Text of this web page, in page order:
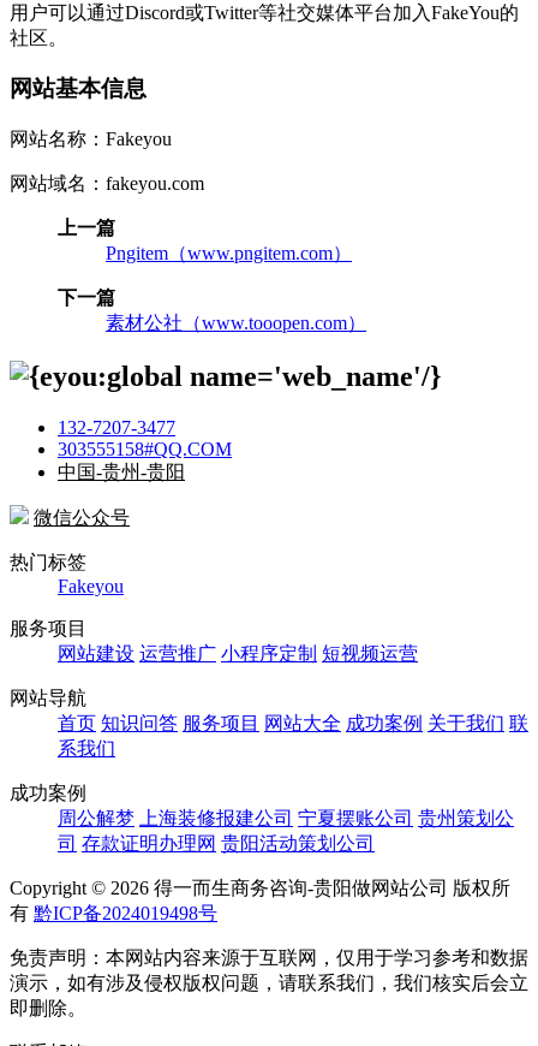
用户可以通过Discord或Twitter等社交媒体平台加入FakeYou的
社区。
网站基本信息
网站名称：Fakeyou
网站域名：fakeyou.com
上一篇
Pngitem（www.pngitem.com）
下一篇
素材公社（www.tooopen.com）
132-7207-3477
303555158#QQ.COM
中国-贵州-贵阳
微信公众号
热门标签
Fakeyou
服务项目
网站建设 运营推广 小程序定制 短视频运营
网站导航
首页 知识问答 服务项目 网站大全 成功案例 关于我们 联
系我们
成功案例
周公解梦
上海装修报建公司 宁夏摆账公司 贵州策划公
司 存款证明办理网 贵阳活动策划公司
Copyright © 2026 得一而生商务咨询-贵阳做网站公司 版权所
有 黔ICP备2024019498号
免责声明：本网站内容来源于互联网，仅用于学习参考和数据
演示，如有涉及侵权版权问题，请联系我们，我们核实后会立
即删除。